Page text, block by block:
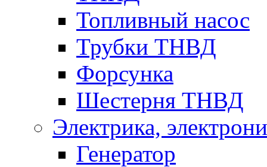
Топливный насос
Трубки ТНВД
Форсунка
Шестерня ТНВД
Электрика,
Генератор